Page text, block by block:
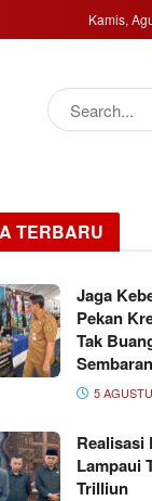
Kamis,
TERBARU
Jaga
Pekan
Tak
5
Realisasi
Lampaui
Trilliun